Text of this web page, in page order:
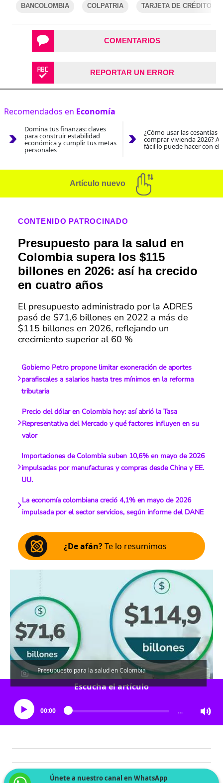
BANCOLOMBIA COLPATRIA TARJETA DE CRÉDITO
COMENTARIOS
REPORTAR UN ERROR
Recomendados en Economía
Domina tus finanzas: claves
para construir estabilidad
económica y cumplir tus metas
personales
¿Cómo usar las cesantías
comprar vivienda 2026?
fácil lo puede hacer con el
Artículo nuevo
CONTENIDO PATROCINADO
Presupuesto para la salud en
Colombia supera los $115
billones en 2026: así ha crecido
en cuatro años
El presupuesto administrado por la ADRES
pasó de $71,6 billones en 2022 a más de
$115 billones en 2026, reflejando un
crecimiento superior al 60 %
Gobierno Petro propone limitar exoneración de aportes
parafiscales a salarios hasta tres mínimos en la reforma
tributaria
Precio del dólar en Colombia hoy: así abrió la Tasa
Representativa del Mercado y qué factores influyen en su
valor
Importaciones de Colombia suben 10,6% en mayo de 2026
impulsadas por manufacturas y compras desde China y EE.
UU.
La economía colombiana creció 4,1% en mayo de 2026
impulsada por el sector servicios, según informe del DANE
¿De afán?Te lo resumimos
Presupuesto para la salud en Colombia
Escucha el artículo
00:00 …
Únete a nuestro canal en WhatsApp